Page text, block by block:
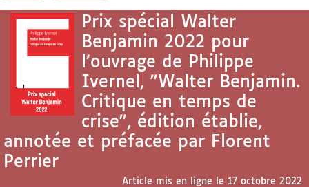
Prix spécial Walter
Benjamin 2022 pour
l’ouvrage de Philippe
Ivernel, "Walter Benjamin.
Critique en temps de
crise", édition établie,
annotée et préfacée par Florent
Perrier
Article mis en ligne le 17 octobre 2022